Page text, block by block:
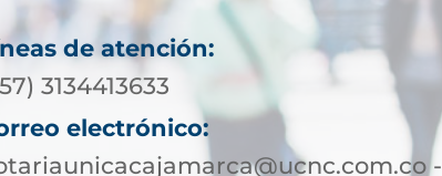
de atención:
3134413633
electrónico:
-